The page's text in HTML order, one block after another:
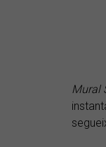
Mural